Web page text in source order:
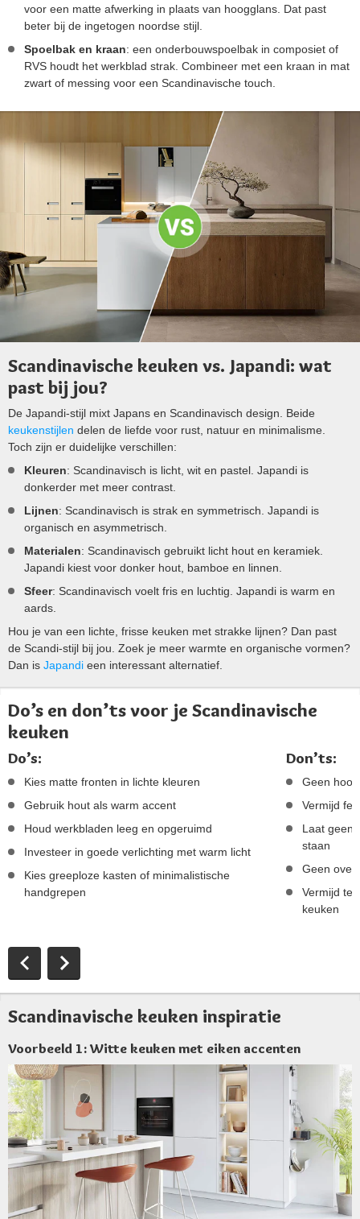
voor een matte afwerking in plaats van hoogglans. Dat past
beter bij de ingetogen noordse stijl.
Spoelbak en kraan: een onderbouwspoelbak in composiet of
RVS houdt het werkblad strak. Combineer met een kraan in mat
zwart of messing voor een Scandinavische touch.
Scandinavische keuken vs. Japandi: wat
past bij jou?
De Japandi-stijl mixt Japans en Scandinavisch design. Beide
keukenstijlen delen de liefde voor rust, natuur en minimalisme.
Toch zijn er duidelijke verschillen:
Kleuren: Scandinavisch is licht, wit en pastel. Japandi is
donkerder met meer contrast.
Lijnen: Scandinavisch is strak en symmetrisch. Japandi is
organisch en asymmetrisch.
Materialen: Scandinavisch gebruikt licht hout en keramiek.
Japandi kiest voor donker hout, bamboe en linnen.
Sfeer: Scandinavisch voelt fris en luchtig. Japandi is warm en
aards.
Hou je van een lichte, frisse keuken met strakke lijnen? Dan past
de Scandi-stijl bij jou. Zoek je meer warmte en organische vormen?
Dan is Japandi een interessant alternatief.
Do’s en don’ts voor je Scandinavische
keuken
Do’s:
Kies matte fronten in lichte kleuren
Gebruik hout als warm accent
Houd werkbladen leeg en opgeruimd
Investeer in goede verlichting met warm licht
Kies greeploze kasten of minimalistische
handgrepen
Don’ts:
Geen
Vermijd
Laat geen
staan
Geen
Vermijd te
keuken
Scandinavische keuken inspiratie
Voorbeeld 1: Witte keuken met eiken accenten